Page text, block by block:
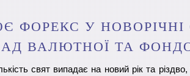
ФОРЕКС У НОВОРІЧНІ
ВАЛЮТНОЇ ТА
свят випадає на новий рік та